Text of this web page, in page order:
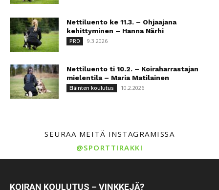
Nettiluento ke 11.3. – Ohjaajana
kehittyminen – Hanna Närhi
PRO 9.3.2026
Nettiluento ti 10.2. – Koiraharrastajan
mielentila – Maria Matilainen
Eläinten koulutus 10.2.2026
SEURAA MEITÄ INSTAGRAMISSA
@SPORTTIRAKKI
KOIRAN KOULUTUS – VINKKEJÄ?